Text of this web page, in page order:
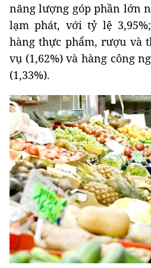
năng lượng góp phần lớn
lạm phát, với tỷ lệ
hàng thực phẩm, rượu và
vụ (1,62%) và hàng công
(1,33%).